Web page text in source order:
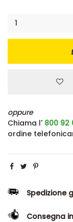
oppure
Chiama l' 800 92
ordine
Spedizione
Consegna